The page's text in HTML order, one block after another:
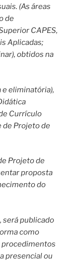
(As áreas
de
CAPES,
Aplicadas;
obtidos na
e eliminatória),
Currículo
de Projeto de
Projeto de
proposta
do
será publicado
como
procedimentos
presencial ou